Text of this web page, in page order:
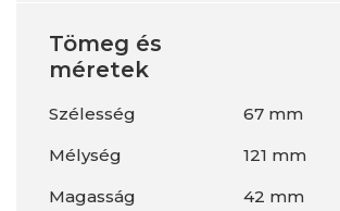
Tömeg és
méretek
Szélesség
67 mm
Mélység
121 mm
Magasság
42 mm